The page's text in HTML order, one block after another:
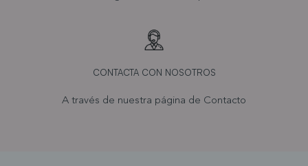
CONTACTA CON NOSOTROS
A través de nuestra página de Contacto